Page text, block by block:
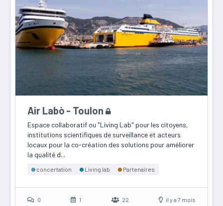
Air Labò - Toulon
Espace collaboratif ou "Living Lab" pour les citoyens,
institutions scientifiques de surveillance et acteurs
locaux pour la co-création des solutions pour améliorer
la qualité d...
concertation Living lab Partenaires
0 1 22 il y a 7 mois